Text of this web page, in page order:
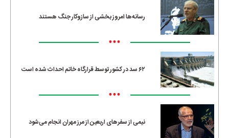
رسانه‌ها امروز بخشی از سازوکار جنگ هستند
•••
۶۲ سد در کشور توسط قرارگاه خاتم احداث شده است
•••
نیمی از سفرهای اربعین از مرز مهران انجام می‌شود